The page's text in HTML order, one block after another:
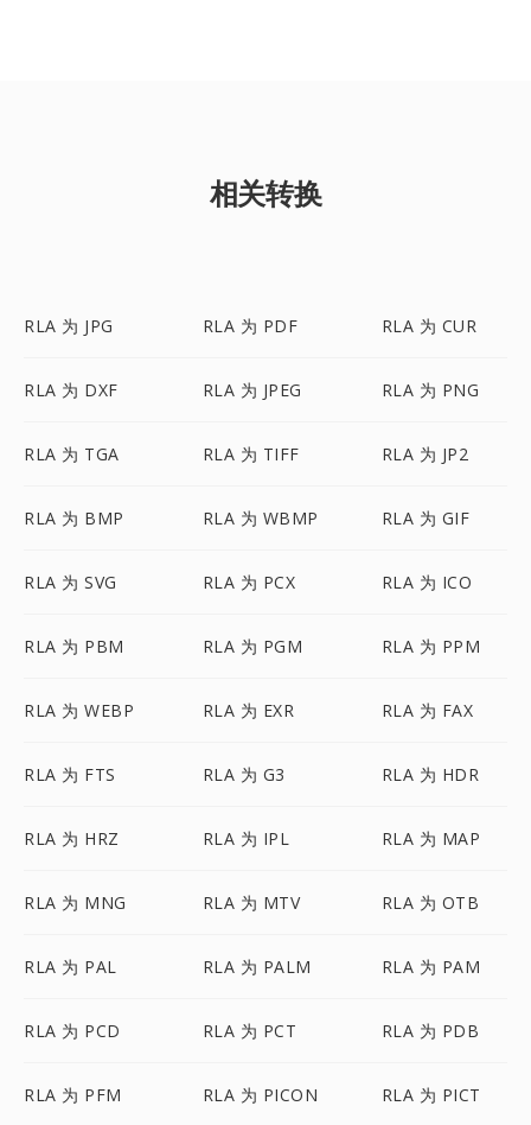
相关转换
RLA 为 JPG RLA 为 PDF RLA 为 CUR
RLA 为 DXF RLA 为 JPEG RLA 为 PNG
RLA 为 TGA RLA 为 TIFF RLA 为 JP2
RLA 为 BMP RLA 为 WBMP RLA 为 GIF
RLA 为 SVG RLA 为 PCX RLA 为 ICO
RLA 为 PBM RLA 为 PGM RLA 为 PPM
RLA 为 WEBP RLA 为 EXR RLA 为 FAX
RLA 为 FTS RLA 为 G3 RLA 为 HDR
RLA 为 HRZ RLA 为 IPL RLA 为 MAP
RLA 为 MNG RLA 为 MTV RLA 为 OTB
RLA 为 PAL RLA 为 PALM RLA 为 PAM
RLA 为 PCD RLA 为 PCT RLA 为 PDB
RLA 为 PFM RLA 为 PICON RLA 为 PICT